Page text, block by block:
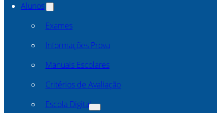
Alunos
Exames
Informações Prova
Manuais Escolares
Critérios de Avaliação
Escola Digital